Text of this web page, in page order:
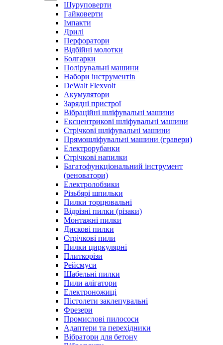
Шуруповерти
Гайковерти
Імпакти
Дрилі
Перфоратори
Відбійні молотки
Болгарки
Полірувальні машини
Набори інструментів
DeWalt Flexvolt
Акумулятори
Зарядні пристрої
Вібраційні шліфувальні машини
Ексцентрикові шліфувальні машини
Стрічкові шліфувальні машини
Прямошліфувальні машини (гравери)
Електрорубанки
Стрічкові напилки
Багатофункціональний інструмент
(реноватори)
Електролобзики
Різьбярі шпильки
Пилки торцювальні
Відрізні пилки (різаки)
Монтажні пилки
Дискові пилки
Стрічкові пили
Пилки циркулярні
Плиткорізи
Рейсмуси
Шабельні пилки
Пили алігатори
Електроножиці
Пістолети заклепувальні
Фрезери
Промислові пилососи
Адаптери та перехідники
Вібратори для бетону